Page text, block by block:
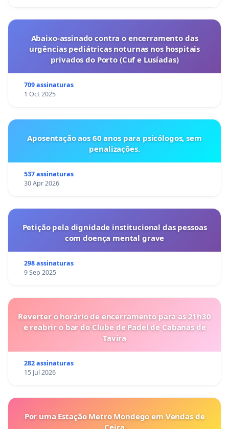
Abaixo-assinado contra o encerramento das
urgências pediátricas noturnas nos hospitais
privados do Porto (Cuf e Lusíadas)
709 assinaturas
1 Oct 2025
Aposentação aos 60 anos para psicólogos, sem
penalizações.
537 assinaturas
30 Apr 2026
Petição pela dignidade institucional das pessoas
com doença mental grave
298 assinaturas
9 Sep 2025
Reverter o horário de encerramento para as 21h30
e reabrir o bar do Clube de Padel de Cabanas de
Tavira
282 assinaturas
15 Jul 2026
Por uma Estação Metro Mondego em Vendas de